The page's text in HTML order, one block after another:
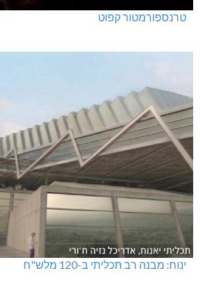
טרנספורמטור קפוט
ינוח: מבנה רב תכליתי ב-120 מלש"ח